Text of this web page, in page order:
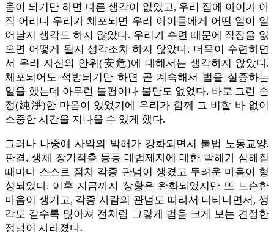
움이 되기만 하면 다른 생각이 없었고, 우리 집에 아이가 아
직 어리니 우리가 체포되면 우리 아이들에게 어떤 일이 일
어날지 생각도 하지 않았다. 우리가 수련 때문에 직장을 잃
으면 어떻게 될지 생각조차 하지 않았다. 더욱이 수련하면
서 우리 자신의 안위(安危)에 대해서는 생각하지 않았다.
체포되어도 석방되기만 하면 곧 계속해서 법을 실증하는
일을 했는데 아무런 불평이나 불만도 없었다. 바로 그런 순
정(純淨)한 마음이 있었기에 우리가 함께 그 비할 바 없이
소중한 시간을 지나올 수 있게 했다.
그러나 나중에 사악의 박해가 강화되면서 불법 노동교양,
판결, 생체 장기적출 등등 대법제자에 대한 박해가 심해질
때마다 스스로 점차 각종 관념이 생겼고 두려운 마음이 형
성되었다. 이후 지금까지 상황은 완화되었지만 또 느슨한
마음이 생기고, 각종 사람의 관념도 따라서 나타나면서, 생
각도 갈수록 많아져 전처럼 그렇게 법을 크게 보는 견정한
정념이 사라졌다.